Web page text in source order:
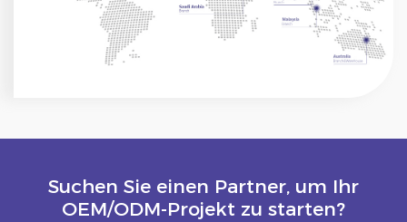
Suchen Sie einen Partner, um Ihr
OEM/ODM-Projekt zu starten?